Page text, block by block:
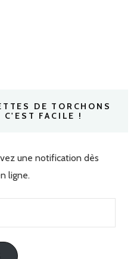
DE TORCHONS
C'EST FACILE !
une notification dès
ligne.